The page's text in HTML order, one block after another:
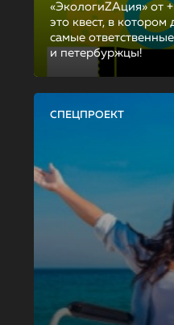
«ЭкологиZAция» от
это квест, в
самые
и петербуржцы!
СПЕЦПРОЕКТ